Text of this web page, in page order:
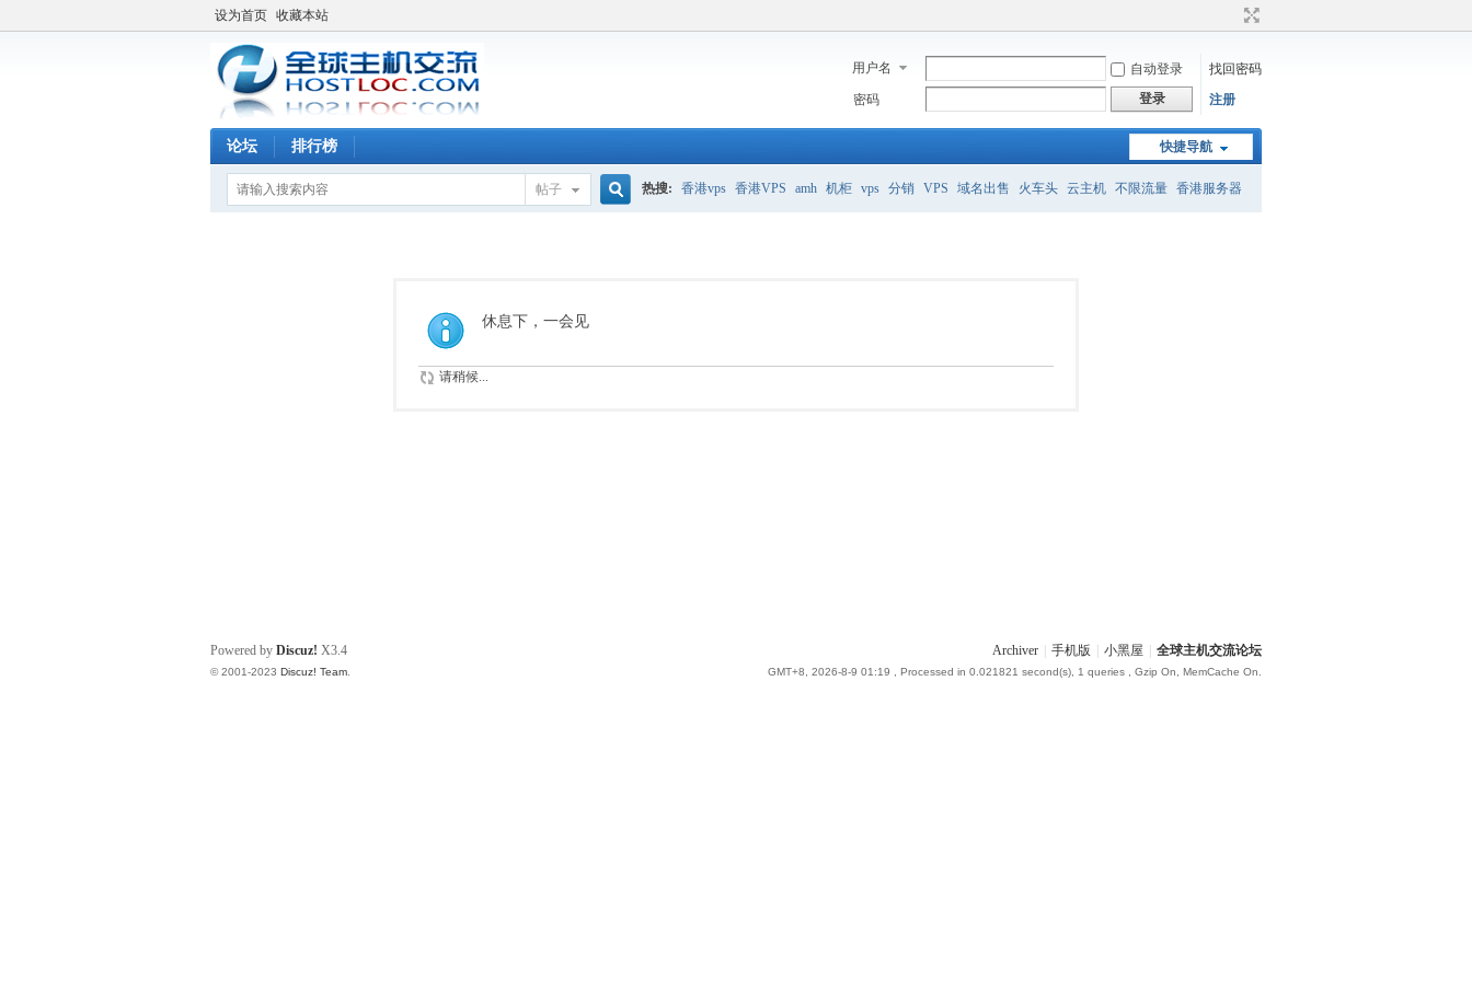
设为首页 收藏本站
用户名 自动登录
找回密码
密码
登录 注册
快捷导航
论坛 排行榜
帖子 热搜: 香港vps 香港VPS amh 机柜 vps 分销 VPS 域名出售 火车头 云主机 不限流量 香港服务器
休息下，一会见
请稍候...
Archiver 手机版 小黑屋 全球主机交流论坛
GMT+8, 2026-8-9 01:19 , Processed in 0.021821 second(s), 1 queries , Gzip On, MemCache On.
Powered by Discuz! X3.4
© 2001-2023 Discuz! Team